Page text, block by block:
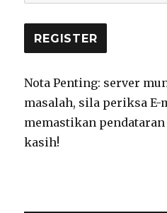
Nota Penting: server
masalah, sila periksa E-
memastikan
kasih!